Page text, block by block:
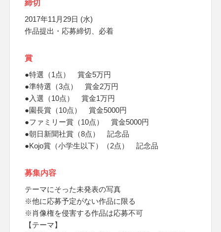
締切
2017年11月29日 (水)
作品提出・応募締切、必着
賞
●特選（1点） 賞金5万円
●準特選（3点） 賞金2万円
●入選（10点） 賞金1万円
●園長賞（10点） 賞金5000円
●ファミリー賞（10点） 賞金5000円
●朝日新聞社賞（8点） 記念品
●Kojo賞（小学生以下）（2点） 記念品
募集内容
テーマにそった未発表の写真
※他に応募予定がない作品に限る
※肖像権を侵害する作品は応募不可
【テーマ】